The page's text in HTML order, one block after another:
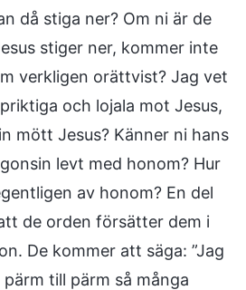
då stiga ner? Om ni är de
stiger ner, kommer inte
verkligen orättvist? Jag vet
och lojala mot Jesus,
mött Jesus? Känner ni hans
levt med honom? Hur
av honom? En del
de orden försätter dem i
De kommer att säga: ”Jag
till pärm så många